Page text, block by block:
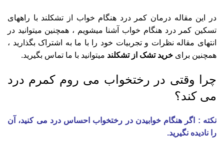
در این مقاله درمان کمر درد هنگام خواب از تشکلند با راههای
تسکین کمر درد هنگام خواب آشنا میشویم ، همچنین میتوانید در
انتهای مقاله نظرات و تجربیات خود را با ما به اشتراک بگذارید ،
همچنین برای خرید تشک از تشکلند میتوانید با ما تماس بگیرید.
چرا وقتی در رختخواب می روم کمرم درد
می کند؟
نکته : اگر هنگام خوابیدن در رختخواب احساس درد می کنید، آن
را نادیده نگیرید.